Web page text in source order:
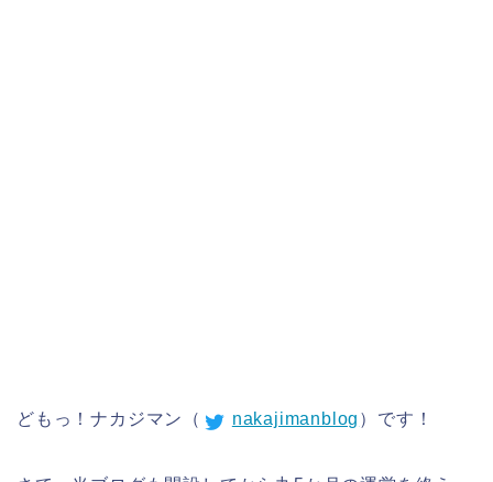
どもっ！ナカジマン（ nakajimanblog ）です！